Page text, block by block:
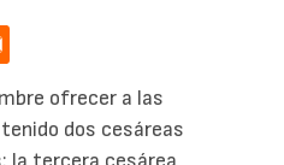
ofrecer a las
dos cesáreas